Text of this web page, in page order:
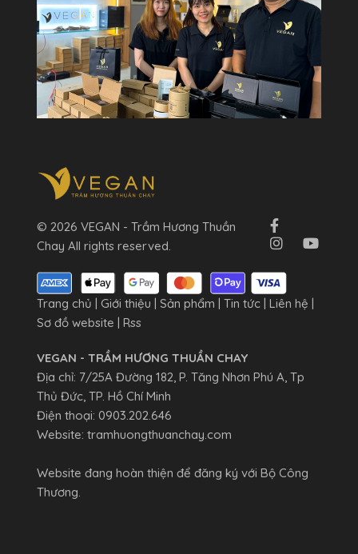
© 2026 VEGAN - Trầm Hương Thuần
Chay All rights reserved.
Trang chủ | Giới thiệu | Sản phẩm | Tin tức | Liên hệ |
Sơ đồ website | Rss
VEGAN - TRẦM HƯƠNG THUẦN CHAY
Địa chỉ: 7/25A Đường 182, P. Tăng Nhơn Phú A, Tp
Thủ Đức, TP. Hồ Chí Minh
Điện thoại: 0903.202.646
Website: tramhuongthuanchay.com
Website đang hoàn thiện để đăng ký với Bộ Công
Thương.